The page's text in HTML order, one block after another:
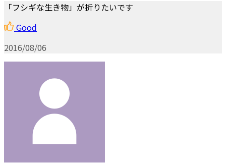
「フシギな生き物」が折りたいです
Good
2016/08/06